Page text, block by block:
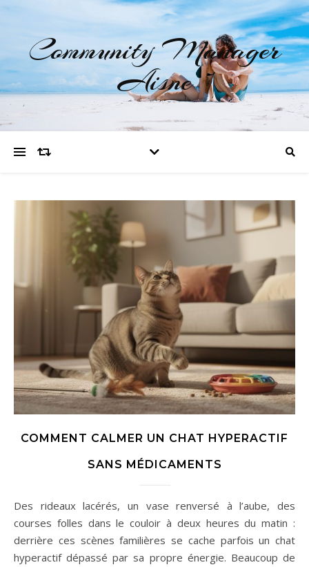
Community Manager
Aisne
COMMENT CALMER UN CHAT HYPERACTIF
SANS MÉDICAMENTS
Des rideaux lacérés, un vase renversé à l’aube, des
courses folles dans le couloir à deux heures du matin :
derrière ces scènes familières se cache parfois un chat
hyperactif dépassé par sa propre énergie. Beaucoup de